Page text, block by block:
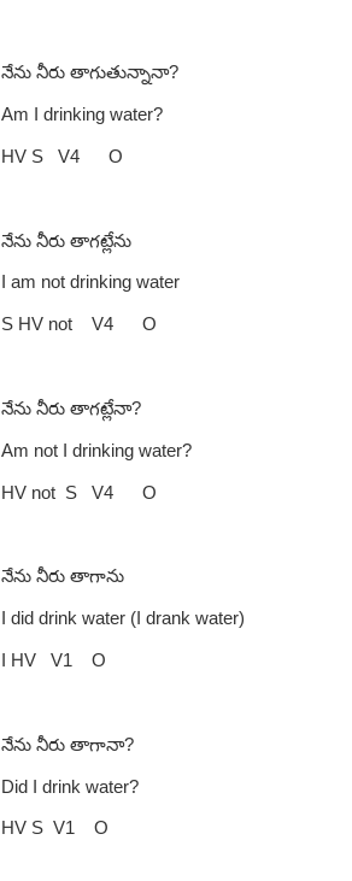
నేను నీరు తాగుతున్నానా?
Am I drinking water?
HV S V4 O
నేను నీరు తాగట్లేను
I am not drinking water
S HV not V4 O
నేను నీరు తాగట్లేనా?
Am not I drinking water?
HV not S V4 O
నేను నీరు తాగాను
I did drink water (I drank water)
I HV V1 O
నేను నీరు తాగానా?
Did I drink water?
HV S V1 O